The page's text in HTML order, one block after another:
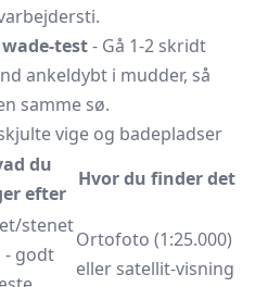
test- Gå 1-2 skridt
ankeldybt i mudder, så
samme sø.
vige og badepladser
du
efter
Hvor du finder det
stenet
- godt
Ortofoto (1:25.000)
eller satellit-visning